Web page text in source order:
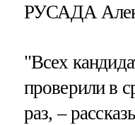
РУСАДА
"Всех
проверили в
раз, –